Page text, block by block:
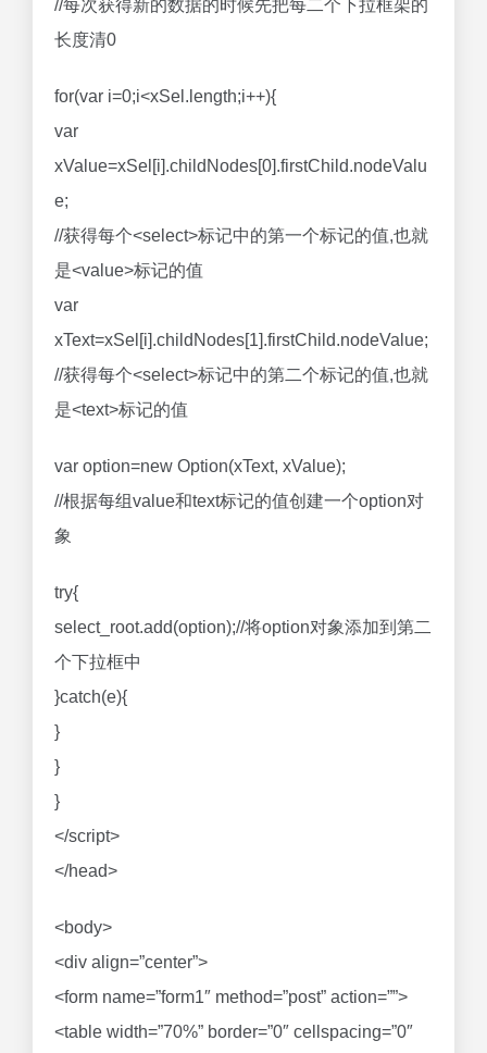
//每次获得新的数据的时候先把每二个下拉框架的
长度清0
for(var i=0;i<xSel.length;i++){
var
xValue=xSel[i].childNodes[0].firstChild.nodeValu
e;
//获得每个<select>标记中的第一个标记的值,也就
是<value>标记的值
var
xText=xSel[i].childNodes[1].firstChild.nodeValue;
//获得每个<select>标记中的第二个标记的值,也就
是<text>标记的值
var option=new Option(xText, xValue);
//根据每组value和text标记的值创建一个option对
象
try{
select_root.add(option);//将option对象添加到第二
个下拉框中
}catch(e){
}
}
}
</script>
</head>
<body>
<div align=”center”>
<form name=”form1″ method=”post” action=””>
<table width=”70%” border=”0″ cellspacing=”0″